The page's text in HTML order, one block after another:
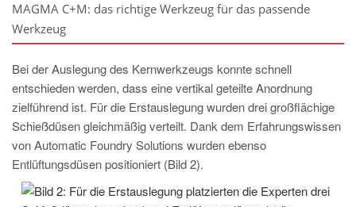
MAGMA C+M: das richtige Werkzeug für das passende
Werkzeug
Bei der Auslegung des Kernwerkzeugs konnte schnell
entschieden werden, dass eine vertikal geteilte Anordnung
zielführend ist. Für die Erstauslegung wurden drei großflächige
Schießdüsen gleichmäßig verteilt. Dank dem Erfahrungswissen
von Automatic Foundry Solutions wurden ebenso
Entlüftungsdüsen positioniert (Bild 2).